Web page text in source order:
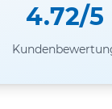
4.72/5